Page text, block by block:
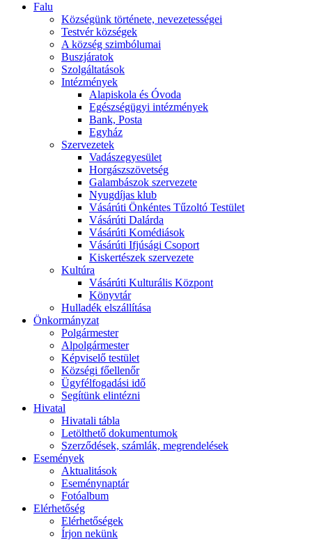
Falu
Községünk története, nevezetességei
Testvér községek
A község szimbólumai
Buszjáratok
Szolgáltatások
Intézmények
Alapiskola és Óvoda
Egészségügyi intézmények
Bank, Posta
Egyház
Szervezetek
Vadászegyesület
Horgászszövetség
Galambászok szervezete
Nyugdíjas klub
Vásárúti Önkéntes Tűzoltó Testület
Vásárúti Dalárda
Vásárúti Komédiások
Vásárúti Ifjúsági Csoport
Kiskertészek szervezete
Kultúra
Vásárúti Kulturális Központ
Könyvtár
Hulladék elszállítása
Önkormányzat
Polgármester
Alpolgármester
Képviselő testület
Községi főellenőr
Ügyfélfogadási idő
Segítünk elintézni
Hivatal
Hivatali tábla
Letölthető dokumentumok
Szerződések, számlák, megrendelések
Események
Aktualitások
Eseménynaptár
Fotóalbum
Elérhetőség
Elérhetőségek
Írjon nekünk